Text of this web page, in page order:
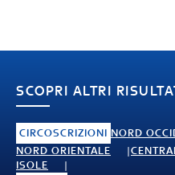
SCOPRI ALTRI
CIRCOSCRIZIONI NORD
NORD ORIENTALE
ISOLE